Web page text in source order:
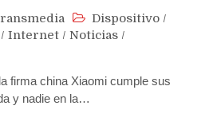
Dispositivo /
/ Internet / Noticias /
firma china Xiaomi cumple sus
y nadie en la…